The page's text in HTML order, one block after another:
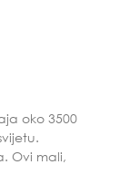
oko 3500
Ovi mali,